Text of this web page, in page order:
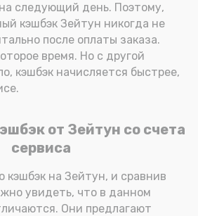
следующий день. Поэтому,
кэшбэк Зейтун никогда не
после оплаты заказа.
время. Но с другой
кэшбэк начисляется быстрее,
от Зейтун со счета
сервиса
кэшбэк на Зейтун, и сравнив
увидеть, что в данном
Они предлагают